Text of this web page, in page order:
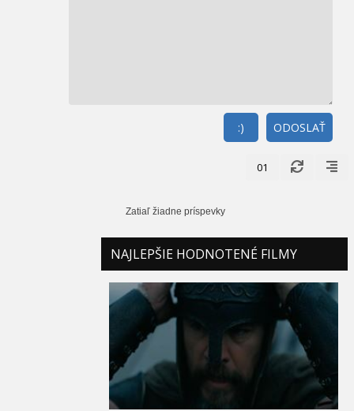
ODOSLAŤ
:)
01
Zatiaľ žiadne príspevky
NAJLEPŠIE HODNOTENÉ FILMY